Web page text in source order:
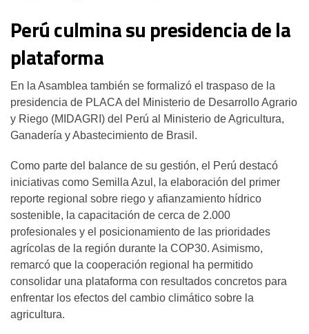
Perú culmina su presidencia de la
plataforma
En la Asamblea también se formalizó el traspaso de la
presidencia de PLACA del Ministerio de Desarrollo Agrario
y Riego (MIDAGRI) del Perú al Ministerio de Agricultura,
Ganadería y Abastecimiento de Brasil.
Como parte del balance de su gestión, el Perú destacó
iniciativas como Semilla Azul, la elaboración del primer
reporte regional sobre riego y afianzamiento hídrico
sostenible, la capacitación de cerca de 2.000
profesionales y el posicionamiento de las prioridades
agrícolas de la región durante la COP30. Asimismo,
remarcó que la cooperación regional ha permitido
consolidar una plataforma con resultados concretos para
enfrentar los efectos del cambio climático sobre la
agricultura.